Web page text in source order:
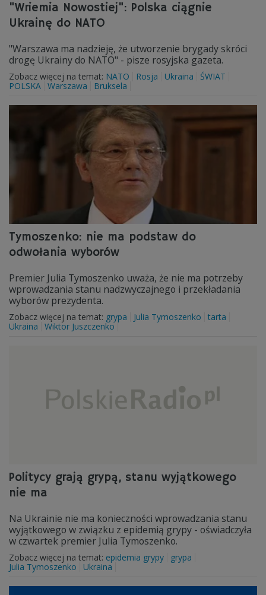
"Wriemia Nowostiej": Polska ciągnie
Ukrainę do NATO
"Warszawa ma nadzieję, że utworzenie brygady skróci
drogę Ukrainy do NATO" - pisze rosyjska gazeta.
Zobacz więcej na temat: NATO Rosja Ukraina
ŚWIAT
POLSKA Warszawa Bruksela
Tymoszenko: nie ma podstaw do
odwołania wyborów
Premier Julia Tymoszenko uważa, że nie ma potrzeby
wprowadzania stanu nadzwyczajnego i przekładania
wyborów prezydenta.
Zobacz więcej na temat: grypa Julia Tymoszenko
tarta
Ukraina
Wiktor Juszczenko
Politycy grają grypą, stanu wyjątkowego
nie ma
Na Ukrainie nie ma konieczności wprowadzania stanu
wyjątkowego w związku z epidemią grypy - oświadczyła
w czwartek premier Julia Tymoszenko.
Zobacz więcej na temat: epidemia grypy
grypa
Julia Tymoszenko
Ukraina